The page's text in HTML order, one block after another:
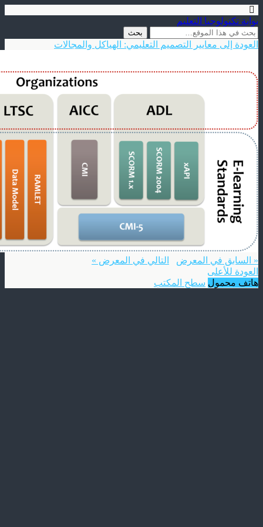
بوابة تكنولوجيا التعليم
العودة إلى معايير التصميم التعليمي: الهياكل والمجالات
« السابق في المعرض
التالي في المعرض »
العودة للأعلى
هاتف محمول سطح المكتب